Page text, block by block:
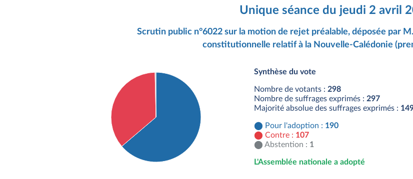
Unique séance du jeudi 2 avril
Scrutin public n°6022 sur la motion de rejet préalable, déposée par
constitutionnelle relatif à la Nouvelle-Calédonie
Synthèse du vote
Nombre de votants : 298
Nombre de suffrages exprimés : 297
Majorité absolue des suffrages exprimés :
Pour l'adoption : 190
Contre : 107
Abstention : 1
L'Assemblée nationale a adopté